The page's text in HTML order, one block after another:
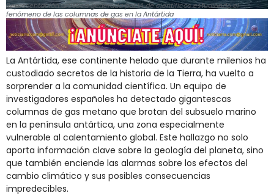
Representación artística generada por IA de científicos estudiando el
fenómeno de las columnas de gas en la Antártida
La Antártida, ese continente helado que durante milenios ha
custodiado secretos de la historia de la Tierra, ha vuelto a
sorprender a la comunidad científica. Un equipo de
investigadores españoles ha detectado gigantescas
columnas de gas metano que brotan del subsuelo marino
en la península antártica, una zona especialmente
vulnerable al calentamiento global. Este hallazgo no solo
aporta información clave sobre la geología del planeta, sino
que también enciende las alarmas sobre los efectos del
cambio climático y sus posibles consecuencias
impredecibles.